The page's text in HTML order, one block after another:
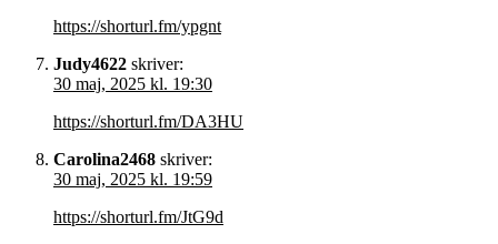
https://shorturl.fm/ypgnt
Judy4622 skriver:
30 maj, 2025 kl. 19:30
https://shorturl.fm/DA3HU
Carolina2468 skriver:
30 maj, 2025 kl. 19:59
https://shorturl.fm/JtG9d